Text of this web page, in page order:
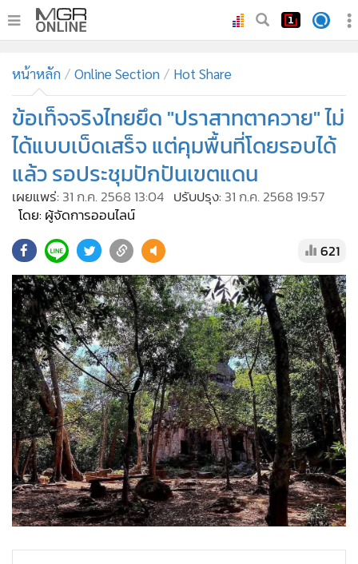
ทันเหตุการณ์
• ภาคใต้
• ภูมิภาค
Online Section
• บันเทิง
ผู้จัดการรายวัน
• ละคร
• CbizReview
• Cyber BIZ
• ผู้จัดกวน
• Good health & Well-being
• Green Innovation & SD
• Management & HR
• MGR Live
• Infographic
• การเมือง
• ท่องเที่ยว
• กีฬา
• ต่างประเทศ
หน้าหลัก Online Section Hot Share
ข้อเท็จจริงไทยยึด "ปราสาทตาควาย" ไม่
ได้แบบเบ็ดเสร็จ แต่คุมพื้นที่โดยรอบได้
แล้ว รอประชุมปักปันเขตแดน
เผยแพร่: 31 ก.ค. 2568 13:04 ปรับปรุง: 31 ก.ค. 2568 19:57
โดย: ผู้จัดการออนไลน์
621